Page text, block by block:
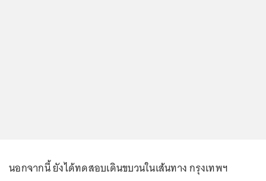
นอกจากนี้ ยังได้ทดสอบเดินขบวนในเส้นทาง กรุงเทพฯ